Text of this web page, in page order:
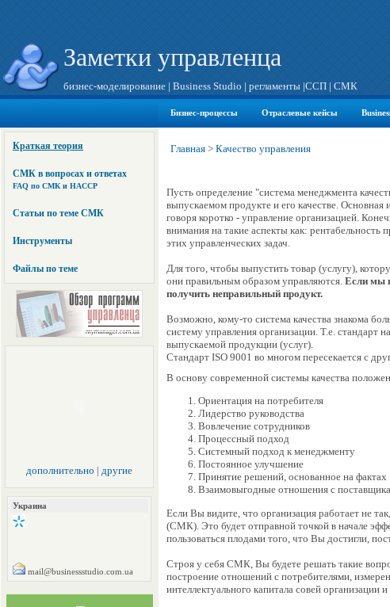
Заметки управленца
бизнес-моделирование | Business Studio | регламенты |ССП | СМК
Бизнес-процессы Отраслевые кейсы
Краткая теория
СМК в вопросах и ответах
FAQ по СМК и HACCP
Статьи по теме СМК
Инструменты
Файлы по теме
дополнительно | другие
Украина
mail@businessstudio.com.ua
Главная > Качество управления
Пусть определение "система менеджмента
выпускаемом продукте и его качестве. Основная
говоря коротко - управление организацией.
внимания на такие аспекты как: рентабельность
этих управленческих задач.
Для того, чтобы выпустить товар (услугу),
они правильным образом управляются. Если мы
получить неправильный продукт.
Возможно, кому-то система качества знакома
систему управления организации. Т.е. стандарт
выпускаемой продукции (услуг).
Стандарт ISO 9001 во многом пересекается с
В основу современной системы качества
Ориентация на потребителя
Лидерство руководства
Вовлечение сотрудников
Процессный подход
Системный подход к менеджменту
Постоянное улучшение
Принятие решений, основанное на фактах
Взаимовыгодные отношения с
Если Вы видите, что организация работает не
(СМК). Это будет отправной точкой в начале
пользоваться плодами того, что Вы достигли,
Строя у себя СМК, Вы будете решать такие
построение отношений с потребителями,
интеллектуального капитала совей организации